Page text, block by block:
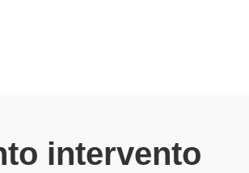
intervento